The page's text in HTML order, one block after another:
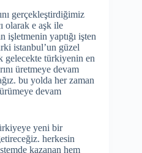
gerçekleştirdiğimiz
olarak e aşk ile
işletmenin yaptığı işten
istanbul’un güzel
gelecekte türkiyenin en
üretmeye devam
bu yolda her zaman
devam
yeni bir
herkesin
kazanan hem